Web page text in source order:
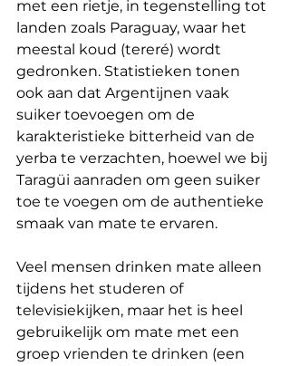
met een rietje, in tegenstelling tot
landen zoals Paraguay, waar het
meestal koud (tereré) wordt
gedronken. Statistieken tonen
ook aan dat Argentijnen vaak
suiker toevoegen om de
karakteristieke bitterheid van de
yerba te verzachten, hoewel we bij
Taragüi aanraden om geen suiker
toe te voegen om de authentieke
smaak van mate te ervaren.
Veel mensen drinken mate alleen
tijdens het studeren of
televisiekijken, maar het is heel
gebruikelijk om mate met een
groep vrienden te drinken (een